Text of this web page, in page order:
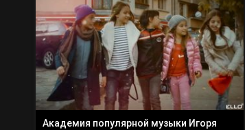
Академия популярной музыки Игоря